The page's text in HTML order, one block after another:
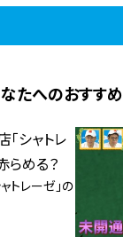
たへのおすすめ
トレーゼ」の